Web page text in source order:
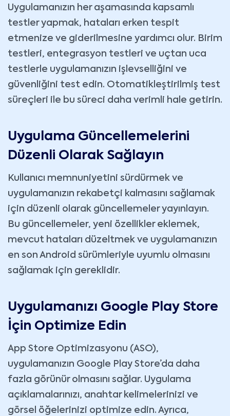
Uygulamanızın her aşamasında kapsamlı
testler yapmak, hataları erken tespit
etmenize ve giderilmesine yardımcı olur. Birim
testleri, entegrasyon testleri ve uçtan uca
testlerle uygulamanızın işlevselliğini ve
güvenliğini test edin. Otomatikleştirilmiş test
süreçleri ile bu süreci daha verimli hale getirin.
Uygulama Güncellemelerini
Düzenli Olarak Sağlayın
Kullanıcı memnuniyetini sürdürmek ve
uygulamanızın rekabetçi kalmasını sağlamak
için düzenli olarak güncellemeler yayınlayın.
Bu güncellemeler, yeni özellikler eklemek,
mevcut hataları düzeltmek ve uygulamanızın
en son Android sürümleriyle uyumlu olmasını
sağlamak için gereklidir.
Uygulamanızı Google Play Store
İçin Optimize Edin
App Store Optimizasyonu (ASO),
uygulamanızın Google Play Store’da daha
fazla görünür olmasını sağlar. Uygulama
açıklamalarınızı, anahtar kelimelerinizi ve
görsel öğelerinizi optimize edin. Ayrıca,